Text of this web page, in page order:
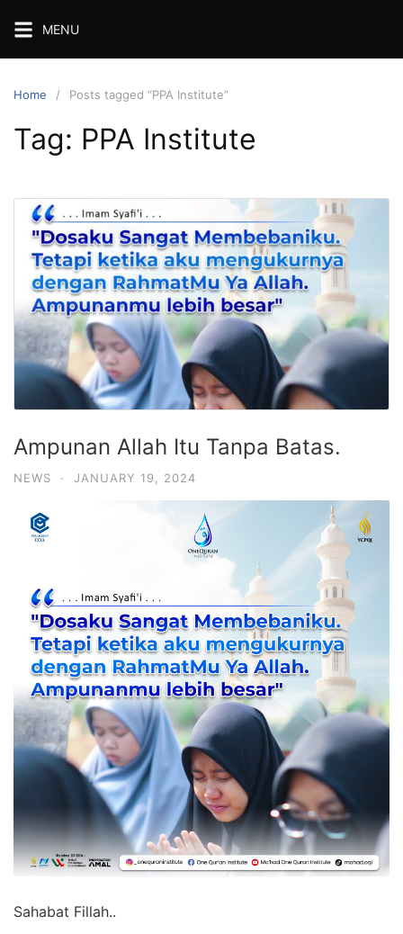
content
MENU
Home Posts tagged “PPA Institute”
Tag: PPA Institute
Ampunan Allah Itu Tanpa Batas.
NEWS · JANUARY 19, 2024
Sahabat Fillah..